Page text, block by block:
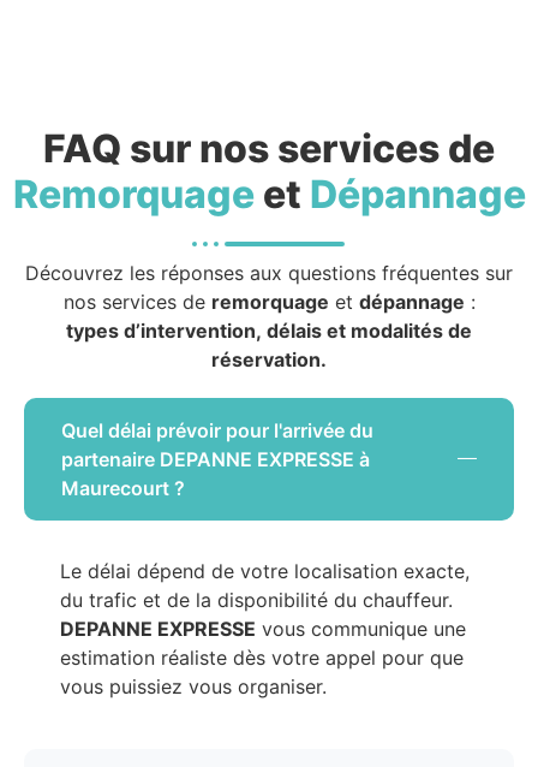
FAQ sur nos services de
Remorquageet Dépannage
Découvrez les réponses aux questions fréquentes sur
nos services de remorquage et dépannage :
types d’intervention, délais et modalités de
réservation.
Quel délai prévoir pour l'arrivée du
partenaire DEPANNE EXPRESSE à
Maurecourt ?
Le délai dépend de votre localisation exacte,
du trafic et de la disponibilité du chauffeur.
DEPANNE EXPRESSE vous communique une
estimation réaliste dès votre appel pour que
vous puissiez vous organiser.